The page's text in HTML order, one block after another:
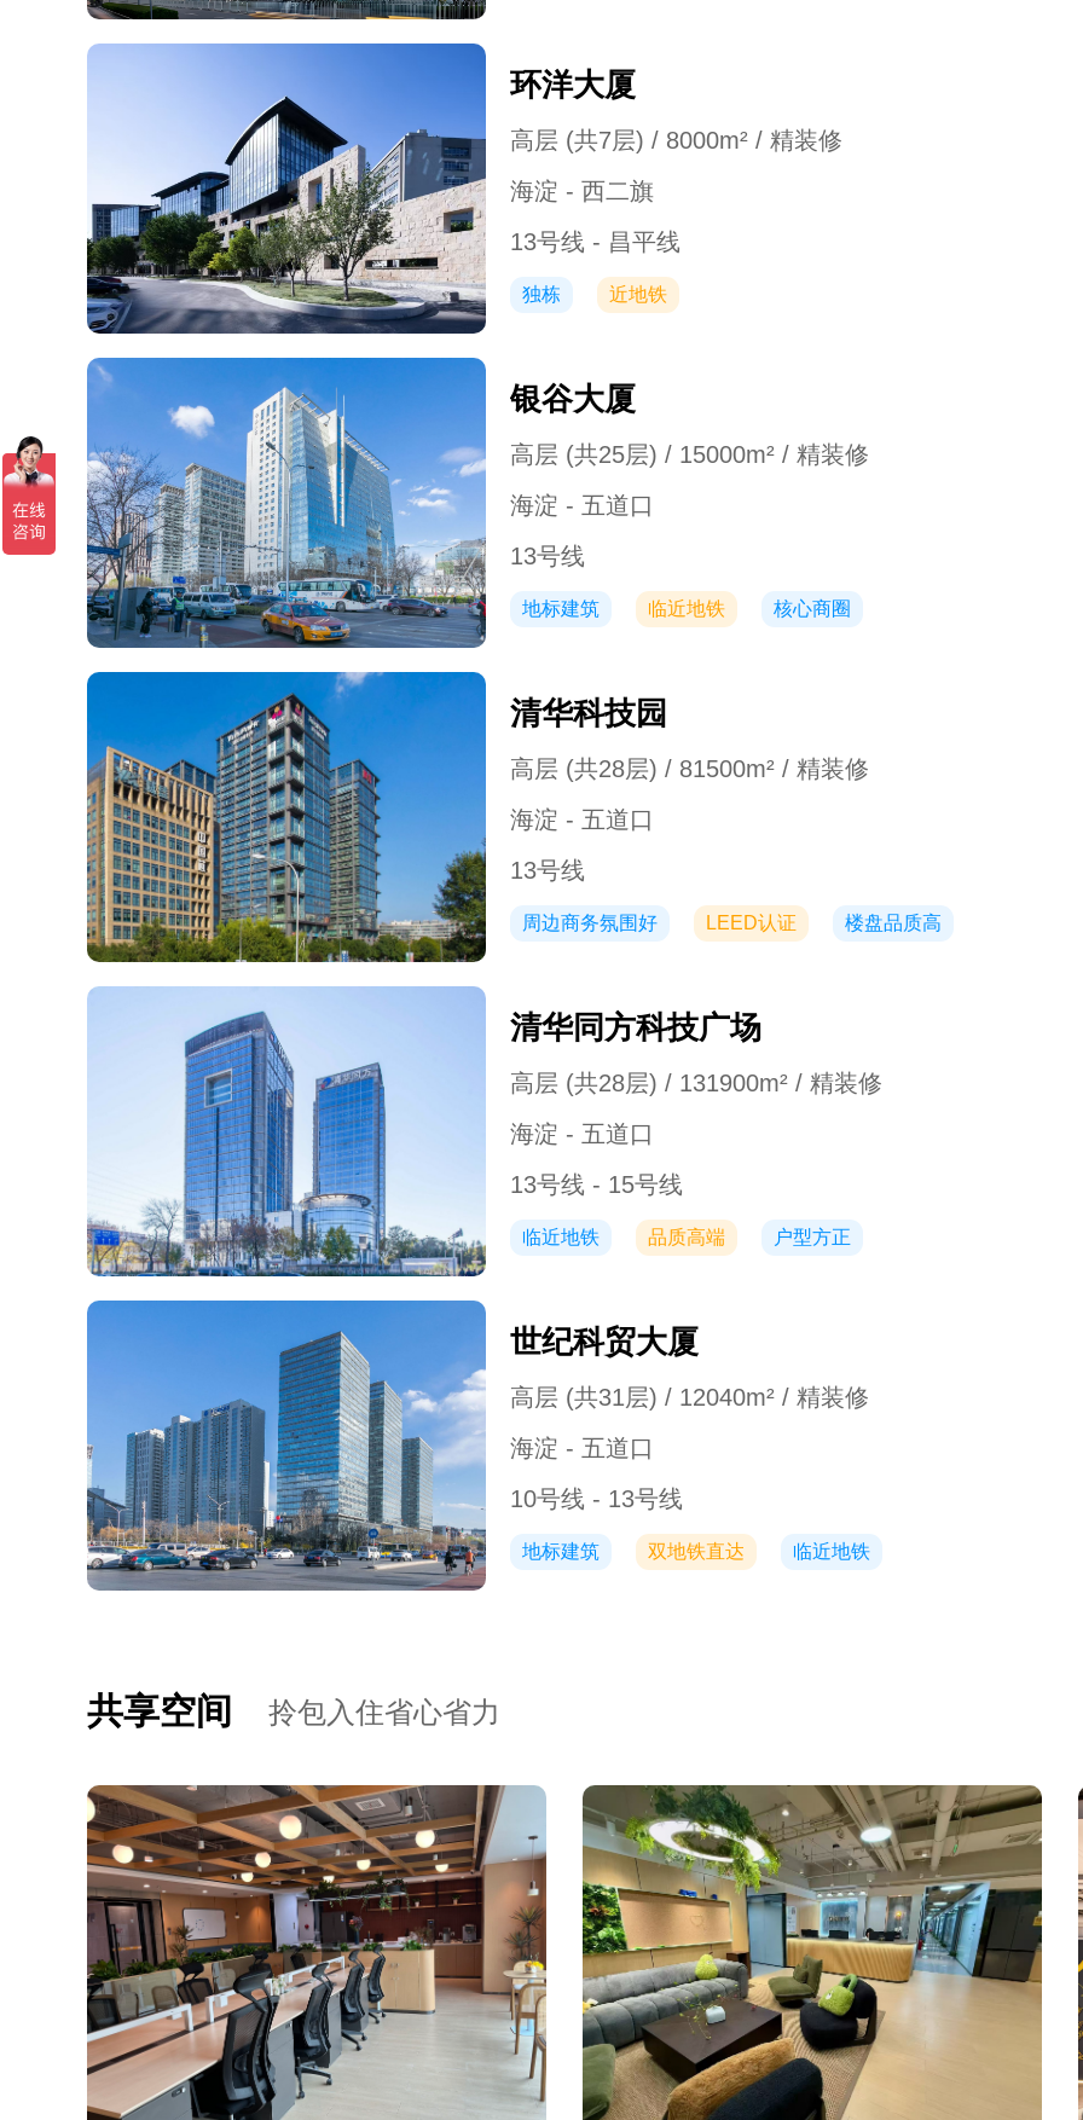
环洋大厦
高层 (共7层) / 8000m² / 精装修
海淀 - 西二旗
13号线 - 昌平线
独栋 近地铁
银谷大厦
高层 (共25层) / 15000m² / 精装修
海淀 - 五道口
13号线
地标建筑 临近地铁 核心商圈
清华科技园
高层 (共28层) / 81500m² / 精装修
海淀 - 五道口
13号线
周边商务氛围好 LEED认证 楼盘品质高
清华同方科技广场
高层 (共28层) / 131900m² / 精装修
海淀 - 五道口
13号线 - 15号线
临近地铁 品质高端 户型方正
世纪科贸大厦
高层 (共31层) / 12040m² / 精装修
海淀 - 五道口
10号线 - 13号线
地标建筑 双地铁直达 临近地铁
共享空间 拎包入住省心省力